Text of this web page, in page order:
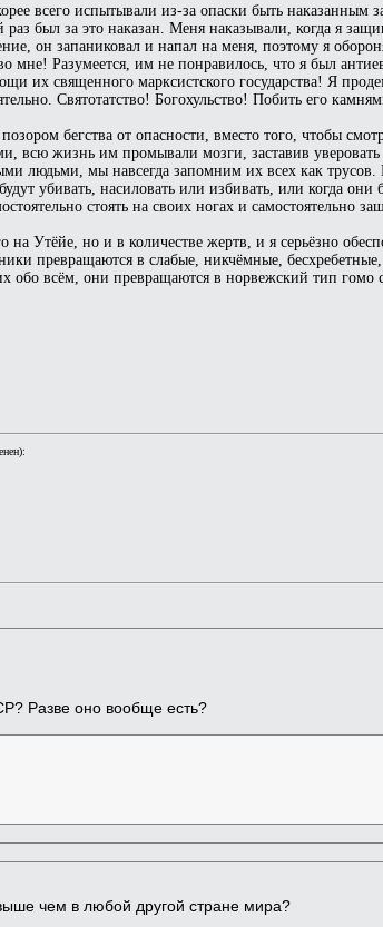
всего испытывали из-за опаски быть
был за это наказан. Меня наказывали, когда я
он запаниковал и напал на меня, поэтому я
Разумеется, им не понравилось, что я был
их священного марксистского государства! Я
Святотатство! Богохульство! Побить его
бегства от опасности, вместо того, чтобы
жизнь им промывали мозги, заставив уверовать
людьми, мы навсегда запомним их всех как трусов.
убивать, насиловать или избивать, или когда они
стоять на своих ногах и самостоятельно
Утёйе, но и в количестве жертв, и я серьёзно
превращаются в слабые, никчёмные,
обо всём, они превращаются в норвежский тип гомо
Разве оно вообще есть?
чем в любой другой стране мира?